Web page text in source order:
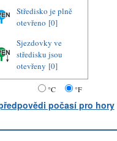
Středisko je plně
otevřeno [0]
Sjezdovky ve
středisku jsou
otevřeny [0]
°C °F
počasí pro hory